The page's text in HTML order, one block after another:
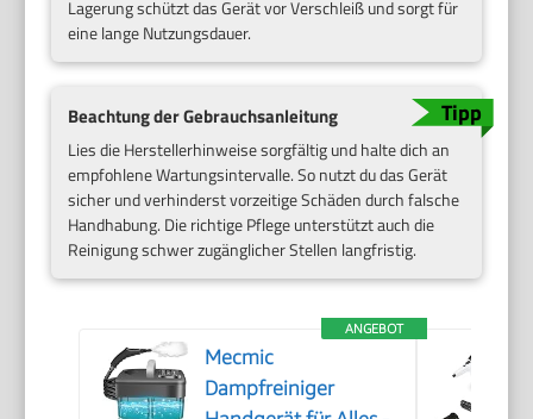
Lagerung schützt das Gerät vor Verschleiß und sorgt für
eine lange Nutzungsdauer.
Beachtung der Gebrauchsanleitung
Lies die Herstellerhinweise sorgfältig und halte dich an
empfohlene Wartungsintervalle. So nutzt du das Gerät
sicher und verhinderst vorzeitige Schäden durch falsche
Handhabung. Die richtige Pflege unterstützt auch die
Reinigung schwer zugänglicher Stellen langfristig.
ANGEBOT
Mecmic
Dampfreiniger